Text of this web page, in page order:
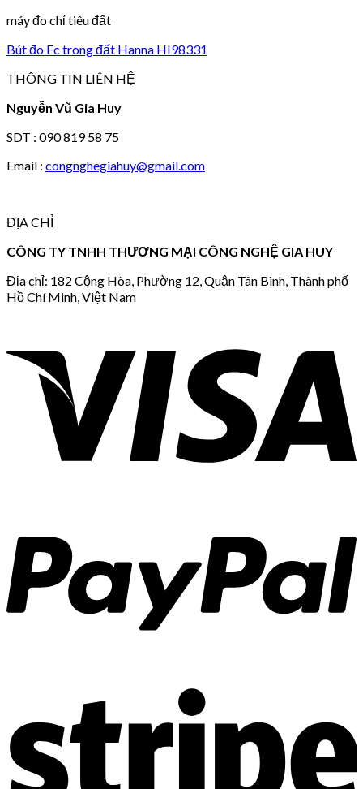
máy đo chỉ tiêu đất
Bút đo Ec trong đất Hanna HI98331
THÔNG TIN LIÊN HỆ
Nguyễn Vũ Gia Huy
SDT : 090 819 58 75
Email : congnghegiahuy@gmail.com
ĐỊA CHỈ
CÔNG TY TNHH THƯƠNG MẠI CÔNG NGHỆ GIA HUY
Địa chỉ: 182 Cộng Hòa, Phường 12, Quận Tân Bình, Thành phố
Hồ Chí Minh, Việt Nam